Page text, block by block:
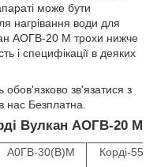
може бути
нагрівання води для
АОГВ-20 М трохи нижче
і специфікації в деяких
обов'язково зв'язатися з
Безплатна.
Вулкан АОГВ-20 М
А0ГВ-30(В)М Корді-55Н